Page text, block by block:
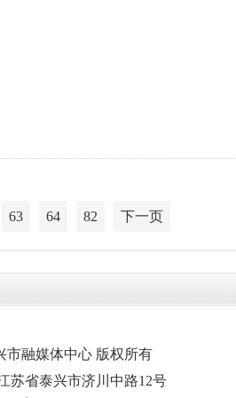
63 64 82 下一页
市融媒体中心 版权所有
苏省泰兴市济川中路12号